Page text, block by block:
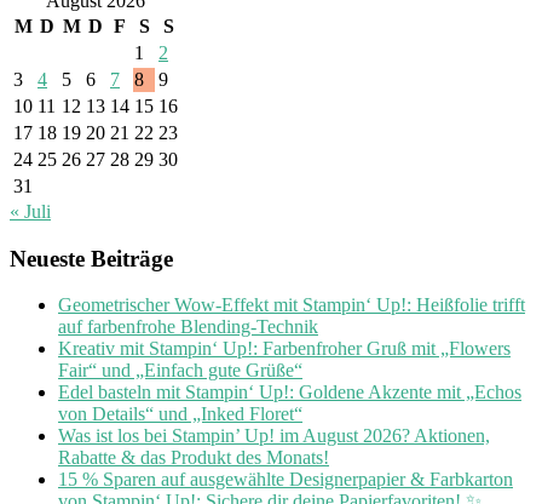
M D M D F S
S
1
2
3
4 5 6 7 8
9
10 11 12 13 14 15 16
17 18 19 20 21 22 23
24 25 26 27 28 29 30
31
« Juli
Neueste Beiträge
Geometrischer Wow-Effekt mit Stampin‘ Up!: Heißfolie trifft
auf farbenfrohe Blending-Technik
Kreativ mit Stampin‘ Up!: Farbenfroher Gruß mit „Flowers
Fair“ und „Einfach gute Grüße“
Edel basteln mit Stampin‘ Up!: Goldene Akzente mit „Echos
von Details“ und „Inked Floret“
Was ist los bei Stampin’ Up! im August 2026? Aktionen,
Rabatte & das Produkt des Monats!
15 % Sparen auf ausgewählte Designerpapier & Farbkarton